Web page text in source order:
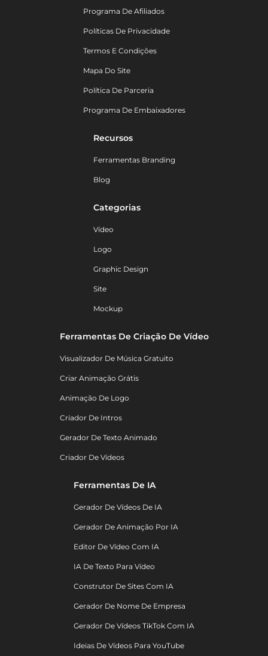
Programa De Afiliados
Políticas De Privacidade
Termos E Condições
Mapa Do Site
Política De Parceria
Programa De Embaixadores
Recursos
Ferramentas Branding
Blog
Categorias
Vídeo
Logo
Graphic Design
Site
Mockup
Ferramentas De Criação De Vídeo
Visualizador De Música Gratuito
Criar Animação Grátis
Animação De Logo
Criador De Intros
Gerador De Texto Animado
Criador De Vídeos
Ferramentas De IA
Gerador De Vídeos De IA
Gerador De Animação Por IA
Editor De Vídeo Com IA
IA De Texto Para Vídeo
Construtor De Sites Com IA
Gerador De Nome De Empresa
Gerador De Vídeos TikTok Com IA
Ideias De Vídeos Para YouTube